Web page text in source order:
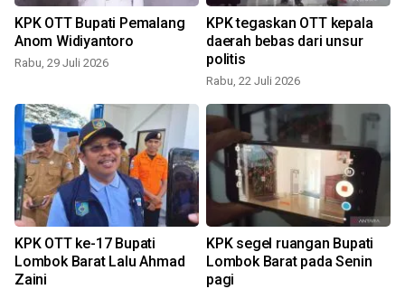
KPK OTT Bupati Pemalang
Anom Widiyantoro
Rabu, 29 Juli 2026
KPK tegaskan OTT kepala
daerah bebas dari unsur
politis
Rabu, 22 Juli 2026
KPK OTT ke-17 Bupati
Lombok Barat Lalu Ahmad
Zaini
KPK segel ruangan Bupati
Lombok Barat pada Senin
pagi